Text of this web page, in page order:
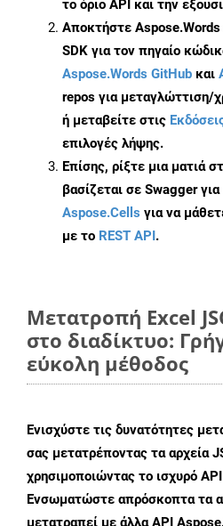
το όριο API και την
Αποκτήστε
SDK για τον πηγαίο
Aspose.Words GitHub και
repos για μεταγλώττιση/
ή μεταβείτε στις
επιλογές λήψης.
Επίσης, ρίξτε μια ματιά
βασίζεται σε Swagger για
Aspose.Cells για να
με το REST API.
Μετατροπή Excel
στο διαδίκτυο:
εύκολη μέθοδος
Ενισχύστε τις δυνατότητες
σας μετατρέποντας τα αρχεία
χρησιμοποιώντας το ισχυρό
Ενσωματώστε απρόσκοπτα τα
μετατραπεί με άλλα API